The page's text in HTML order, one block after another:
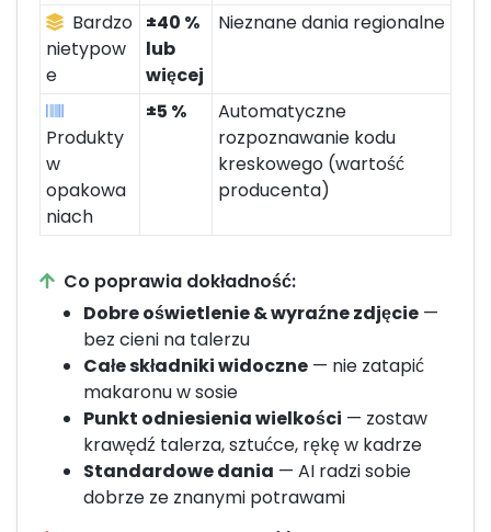
Bardzo
nietypow
e
±40 %
lub
więcej
Nieznane dania regionalne
Produkty
w
opakowa
niach
±5 %
Automatyczne
rozpoznawanie kodu
kreskowego (wartość
producenta)
Co poprawia dokładność:
Dobre oświetlenie & wyraźne zdjęcie —
bez cieni na talerzu
Całe składniki widoczne — nie zatapić
makaronu w sosie
Punkt odniesienia wielkości — zostaw
krawędź talerza, sztućce, rękę w kadrze
Standardowe dania — AI radzi sobie
dobrze ze znanymi potrawami